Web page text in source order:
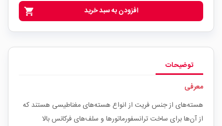
shopping_cart افزودن به سبد خرید
توضیحات
معرفی
هسته‌های از جنس فریت از انواع هسته‌های مغناطیسی هستند که
از آن‌ها برای ساخت ترانسفورماتور‌ها و سلف‌های فرکانس بالا